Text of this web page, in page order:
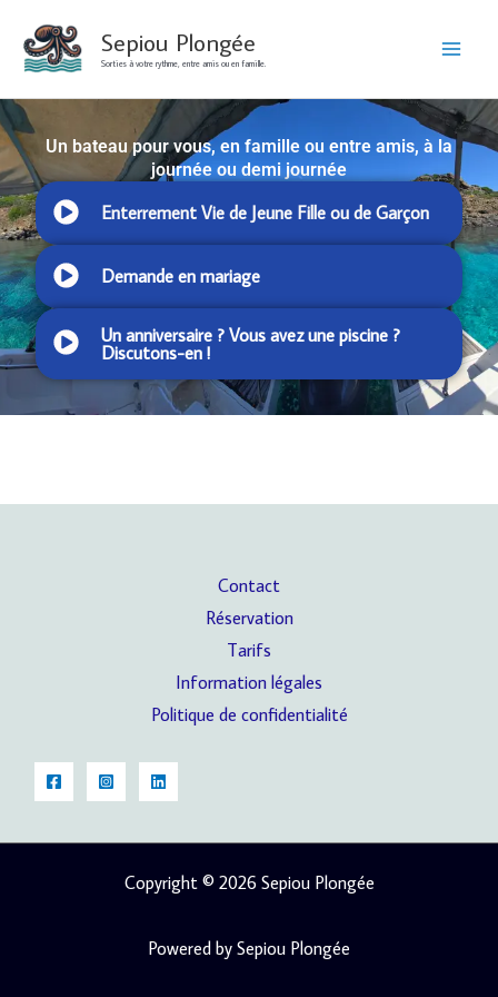
contenu
Sepiou Plongée
Sorties à votre rythme, entre amis ou en famille.
Un bateau pour vous, en famille ou entre amis, à la
journée ou demi journée
Enterrement Vie de Jeune Fille ou de Garçon
Demande en mariage
Un anniversaire ? Vous avez une piscine ?
Discutons-en !
Contact
Réservation
Tarifs
Information légales
Politique de confidentialité
Copyright © 2026 Sepiou Plongée
Powered by Sepiou Plongée